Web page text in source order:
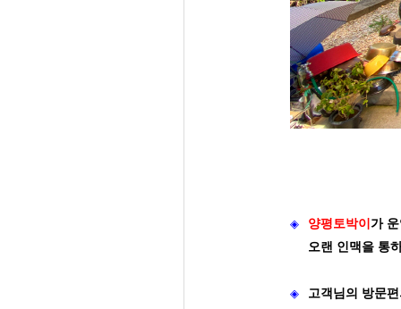
◈ 양평토박이 가
오랜 인맥을 통
◈
고객님의 방문